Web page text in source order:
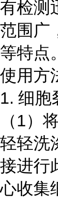
有检测
范围广
等特点。
使用方
1. 细胞
（1）
轻轻洗
接进行
心收集